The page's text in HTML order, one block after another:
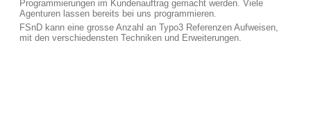
Programmierungen im Kundenauftrag gemacht werden. Viele
Agenturen lassen bereits bei uns programmieren.
FSnD kann eine grosse Anzahl an Typo3 Referenzen Aufweisen,
mit den verschiedensten Techniken und Erweiterungen.